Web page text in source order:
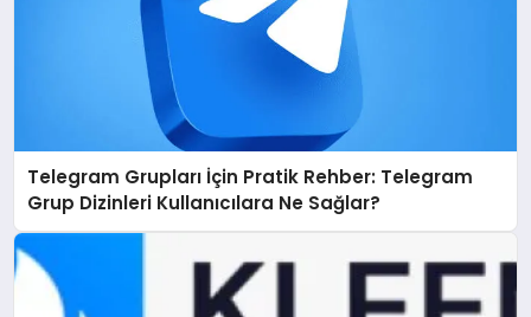
Telegram Grupları İçin Pratik Rehber: Telegram
Grup Dizinleri Kullanıcılara Ne Sağlar?